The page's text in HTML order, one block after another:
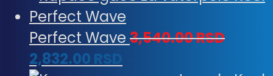
Perfect Wave 3,540.00RSD
2,832.00 RSD